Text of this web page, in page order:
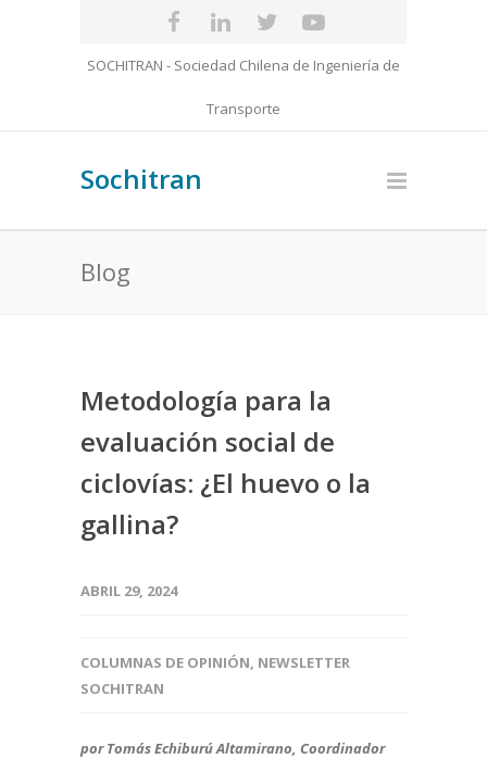
SOCHITRAN - Sociedad Chilena de Ingeniería de
Transporte
Sochitran
Blog
Metodología para la
evaluación social de
ciclovías: ¿El huevo o la
gallina?
ABRIL 29, 2024
COLUMNAS DE OPINIÓN, NEWSLETTER
SOCHITRAN
por Tomás Echiburú Altamirano, Coordinador